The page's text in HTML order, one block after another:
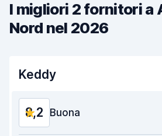
I migliori 2 fornitori a
Nord nel 2026
Keddy
8,2 Buona